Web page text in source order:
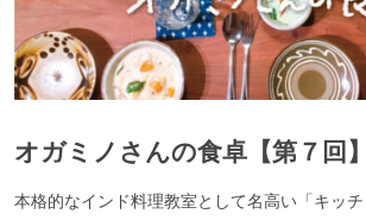
オガミノさんの食卓【第７回】
本格的なインド料理教室として名高い「キッ